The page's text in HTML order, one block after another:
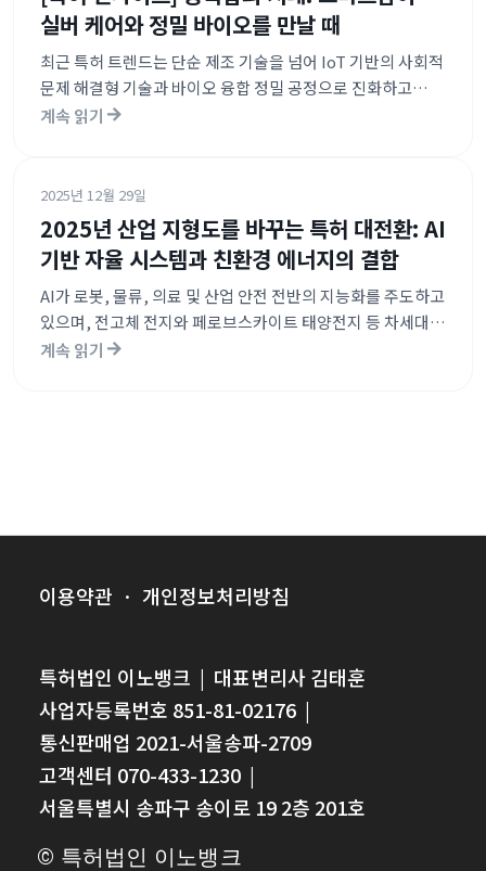
있습니다.
실버 케어와 정밀 바이오를 만날 때
최근 특허 트렌드는 단순 제조 기술을 넘어 IoT 기반의 사회적
문제 해결형 기술과 바이오 융합 정밀 공정으로 진화하고
있습니다.\n특히 고령화 대응을 위한 헬스케어 시스템과
허무는 융복합 솔루션이 미래 산업의 핵심 경쟁력으로
부상하고 있음을 시사합니다.
계속 읽기
2025년 12월 29일
2025년 산업 지형도를 바꾸는 특허 대전환: AI
기반 자율 시스템과 친환경 에너지의 결합
AI가 로봇, 물류, 의료 및 산업 안전 전반의 지능화를 주도하고
있으며, 전고체 전지와 페로브스카이트 태양전지 등 차세대
에너지 기술의 출원이 집중되고 있습니다. 또한 자율주행
계속 읽기
이용약관 · 개인정보처리방침
특허법인 이노뱅크 | 대표변리사 김태훈
사업자등록번호 851-81-02176 |
통신판매업 2021-서울송파-2709
고객센터 070-433-1230 |
서울특별시 송파구 송이로 19 2층 201호
© 특허법인 이노뱅크